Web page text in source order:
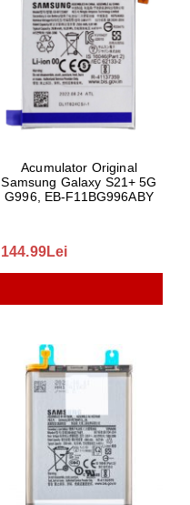
Acumulator Original
Samsung Galaxy S21+ 5G
G996, EB-F11BG996ABY
144.99Lei